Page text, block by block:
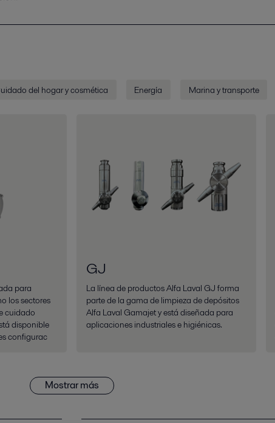
del hogar y cosmética Energía Marina y transporte
para
los sectores
cuidado
disponible
configurac
GJ
La línea de productos Alfa Laval GJ forma
parte de la gama de limpieza de depósitos
Alfa Laval Gamajet y está diseñada para
aplicaciones industriales e higiénicas.
Mostrar más